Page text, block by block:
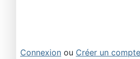
Connexion ou Créer un compte